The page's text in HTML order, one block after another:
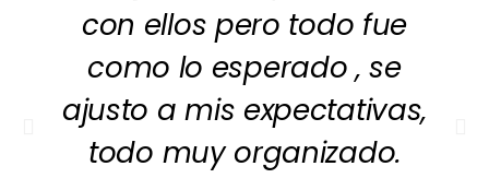
con ellos pero todo fue
como lo esperado , se
ajusto a mis expectativas,
todo muy organizado.